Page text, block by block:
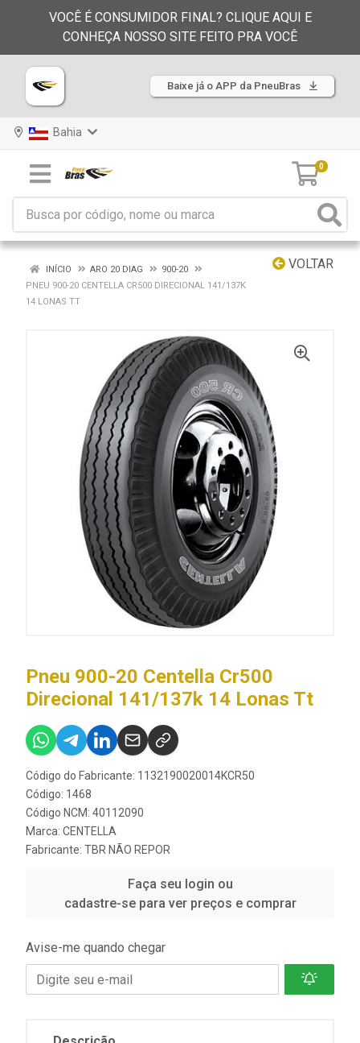
VOCÊ É CONSUMIDOR FINAL? CLIQUE AQUI E
CONHEÇA NOSSO SITE FEITO PRA VOCÊ
Baixe já o APP da PneuBras
Bahia
0
VOLTAR
INÍCIO ARO 20 DIAG
900-20
PNEU 900-20 CENTELLA CR500 DIRECIONAL 141/137K
14 LONAS TT
Pneu 900-20 Centella Cr500
Direcional 141/137k 14 Lonas Tt
Código do Fabricante: 1132190020014KCR50
Código: 1468
Código NCM: 40112090
Marca: CENTELLA
Fabricante: TBR NÃO REPOR
Faça seu login ou
cadastre-se para ver preços e comprar
Avise-me quando chegar